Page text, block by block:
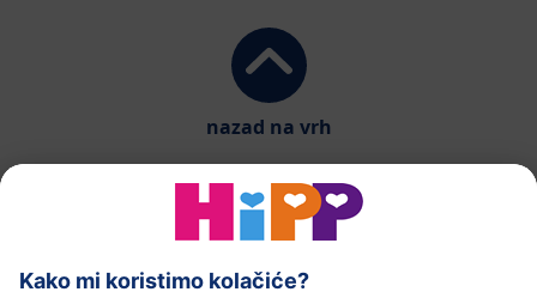
nazad na vrh